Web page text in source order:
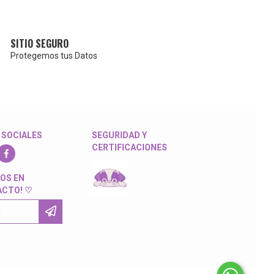
SITIO SEGURO
Protegemos tus Datos
SOCIALES
EN
♡
SEGURIDAD Y
CERTIFICACIONES